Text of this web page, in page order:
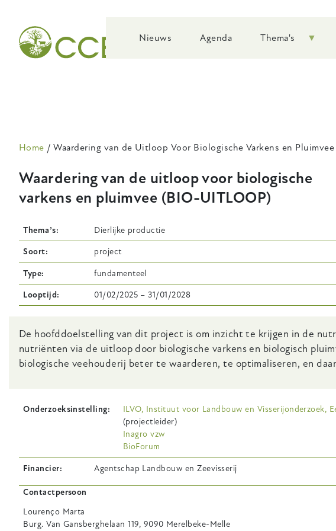
main
navigation
Nieuws Agenda Thema's
Kruimelpad
Home Waardering van de Uitloop Voor Biologische Varkens en
Waardering van de uitloop voor biologische
varkens en pluimvee (BIO-UITLOOP)
Thema’s Dierlijke productie
Soort project
Type fundamenteel
Looptijd 01/02/2025 –31/01/2028
Body
De hoofddoelstelling van dit project is om inzicht te krijgen in de
nutriënten via de uitloop door biologische varkens en biologisch
biologische veehouderij beter te waarderen, te optimaliseren, en
Onderzoeksinstelling
ILVO, Instituut voor Landbouw en Visserijonderzoek,
(projectleider)
Inagro vzw
BioForum
Financier Agentschap Landbouw en Zeevisserij
Contactpersoon
Lourenço Marta
Burg. Van Gansberghelaan 119, 9090 Merelbeke-Melle